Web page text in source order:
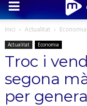
Inici Actualitat Economia
Actualitat Economia
Troc i
segona
per